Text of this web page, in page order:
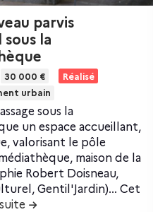
la
30 000 €
Réalisé
urbain
sous la
un espace accueillant,
valorisant le pôle
maison de la
Robert Doisneau,
Gentil'Jardin)... Cet
de la contribution Un